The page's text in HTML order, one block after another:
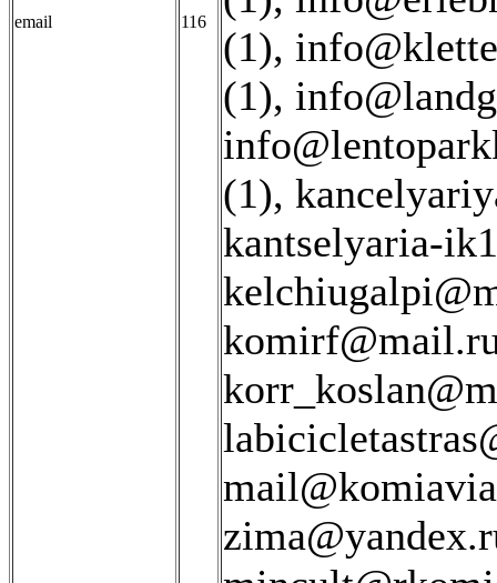
email 116
(1),
(1),
(1),
kantselyaria-